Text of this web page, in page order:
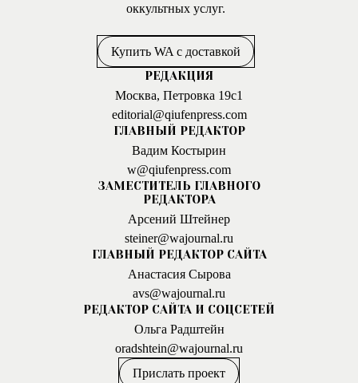
оккультных услуг.
Купить WA с доставкой
РЕДАКЦИЯ
Москва, Петровка 19с1
editorial@qiufenpress.com
ГЛАВНЫЙ РЕДАКТОР
Вадим Костырин
w@qiufenpress.com
ЗАМЕСТИТЕЛЬ ГЛАВНОГО
РЕДАКТОРА
Арсений Штейнер
steiner@wajournal.ru
ГЛАВНЫЙ РЕДАКТОР САЙТА
Анастасия Сырова
avs@wajournal.ru
РЕДАКТОР САЙТА И СОЦСЕТЕЙ
Ольга Радштейн
oradshtein@wajournal.ru
Прислать проект